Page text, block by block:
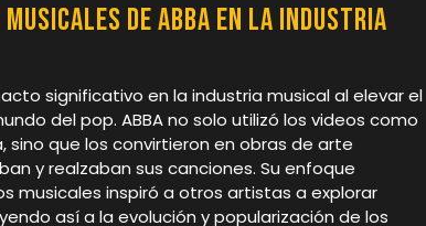
de ABBA en la industria
significativo en la industria musical al elevar el
del pop. ABBA no solo utilizó los videos como
que los convirtieron en obras de arte
y realzaban sus canciones. Su enfoque
musicales inspiró a otros artistas a explorar
así a la evolución y popularización de los